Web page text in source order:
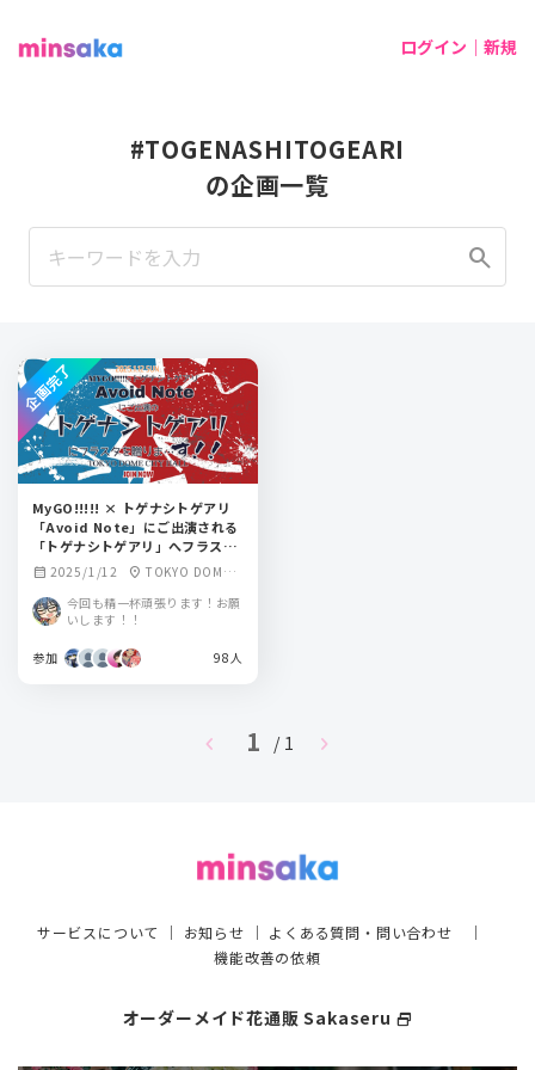
ログイン｜新規
#TOGENASHITOGEARI
の企画一覧
search
MyGO!!!!! × トゲナシトゲアリ
「Avoid Note」にご出演される
「トゲナシトゲアリ」へフラスタ
を贈りま…す！！
calendar_month 2025/1/12 location_on TOKYO DOME
今回も精一杯頑張ります！お願
いします！！
参加 98人
企画完了
chevron_left 1 / 1 chevron_right
サービスについて ｜ お知らせ ｜ よくある質問・問い合わせ ｜
機能改善の依頼
オーダーメイド花通販 Sakaseru select_window